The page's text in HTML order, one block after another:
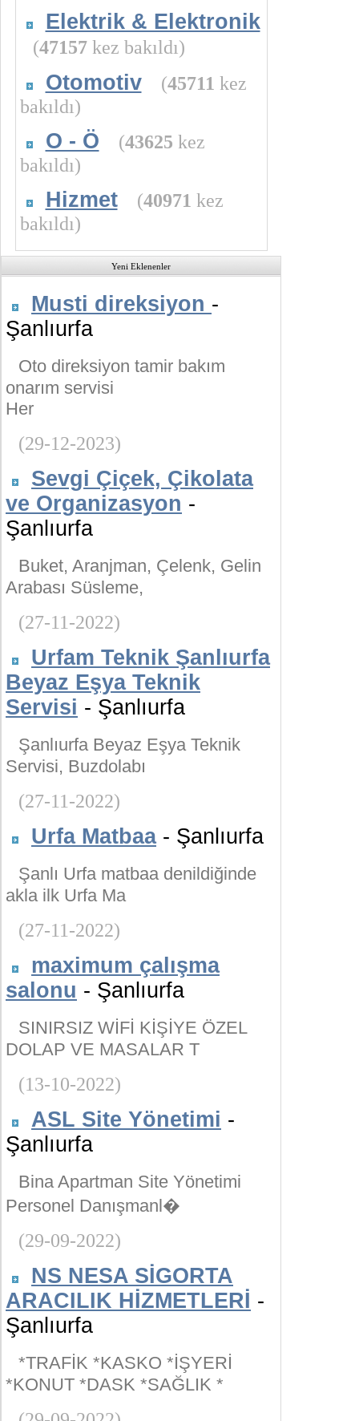
Elektrik & Elektronik
(47157kez bakıldı)
Otomotiv (45711 kez
bakıldı)
O - Ö (43625 kez
bakıldı)
Hizmet (40971 kez
bakıldı)
Yeni Eklenenler
Musti direksiyon -
Şanlıurfa
Oto direksiyon tamir bakım
onarım servisi
Her
(29-12-2023)
Sevgi Çiçek, Çikolata
ve Organizasyon -
Şanlıurfa
Buket, Aranjman, Çelenk, Gelin
Arabası Süsleme,
(27-11-2022)
Urfam Teknik Şanlıurfa
Beyaz Eşya Teknik
Servisi - Şanlıurfa
Şanlıurfa Beyaz Eşya Teknik
Servisi, Buzdolabı
(27-11-2022)
Urfa Matbaa- Şanlıurfa
Şanlı Urfa matbaa denildiğinde
akla ilk Urfa Ma
(27-11-2022)
maximum çalışma
salonu - Şanlıurfa
SINIRSIZ WİFİ KİŞİYE ÖZEL
DOLAP VE MASALAR T
(13-10-2022)
ASL Site Yönetimi -
Şanlıurfa
Bina Apartman Site Yönetimi
Personel Danışmanl�
(29-09-2022)
NS NESA SİGORTA
ARACILIK HİZMETLERİ -
Şanlıurfa
*TRAFİK *KASKO *İŞYERİ
*KONUT *DASK *SAĞLIK *